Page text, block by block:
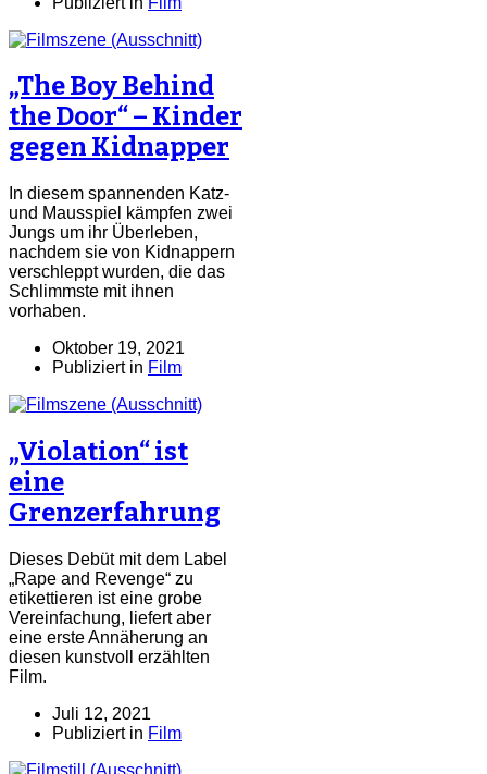
„The Boy Behind
the Door“ – Kinder
gegen Kidnapper
In diesem spannenden Katz-
und Mausspiel kämpfen zwei
Jungs um ihr Überleben,
nachdem sie von Kidnappern
verschleppt wurden, die das
Schlimmste mit ihnen
vorhaben.
Oktober 19, 2021
Publiziert in Film
„Violation“ ist
eine
Grenzerfahrung
Dieses Debüt mit dem Label
„Rape and Revenge“ zu
etikettieren ist eine grobe
Vereinfachung, liefert aber
eine erste Annäherung an
diesen kunstvoll erzählten
Film.
Juli 12, 2021
Publiziert in Film